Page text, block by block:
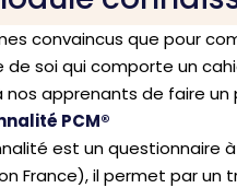
convaincus que pour
soi qui comporte un
apprenants de faire un
PCM®️
est un questionnaire
France), il permet par